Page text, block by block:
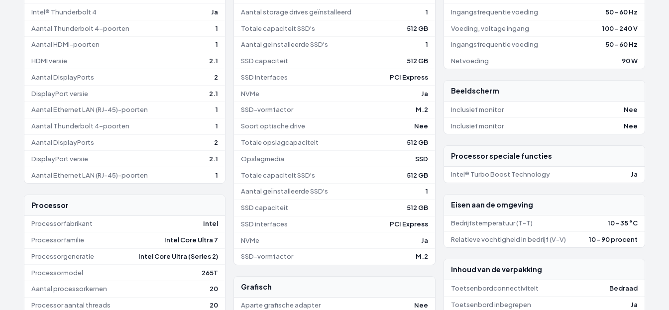
Intel® Thunderbolt 4 Ja
Aantal Thunderbolt 4-poorten 1
Aantal HDMI-poorten 1
HDMI versie 2.1
Aantal DisplayPorts 2
DisplayPort versie 2.1
Aantal Ethernet LAN (RJ-45)-poorten 1
Aantal Thunderbolt 4-poorten 1
Aantal DisplayPorts 2
DisplayPort versie 2.1
Aantal Ethernet LAN (RJ-45)-poorten 1
Processor
Processorfabrikant Intel
Processorfamilie Intel Core Ultra 7
Processorgeneratie Intel Core Ultra (Series 2)
Processormodel 265T
Aantal processorkernen 20
Processor aantal threads 20
Aantal storage drives geïnstalleerd 1
Totale capaciteit SSD's 512 GB
Aantal geïnstalleerde SSD's 1
SSD capaciteit 512 GB
SSD interfaces PCI Express
NVMe Ja
SSD-vormfactor M.2
Soort optische drive Nee
Totale opslagcapaciteit 512 GB
Opslagmedia SSD
Totale capaciteit SSD's 512 GB
Aantal geïnstalleerde SSD's 1
SSD capaciteit 512 GB
SSD interfaces PCI Express
NVMe Ja
SSD-vormfactor M.2
Grafisch
Aparte grafische adapter Nee
Ingangsfrequentie voeding 50 - 60 Hz
Voeding, voltage ingang 100 - 240 V
Ingangsfrequentie voeding 50 - 60 Hz
Netvoeding 90 W
Beeldscherm
Inclusief monitor Nee
Inclusief monitor Nee
Processor speciale functies
Intel® Turbo Boost Technology Ja
Eisen aan de omgeving
Bedrijfstemperatuur (T-T) 10 - 35 °C
Relatieve vochtigheid in bedrijf (V-V) 10 - 90 procent
Inhoud van de verpakking
Toetsenbordconnectiviteit Bedraad
Toetsenbord inbegrepen Ja